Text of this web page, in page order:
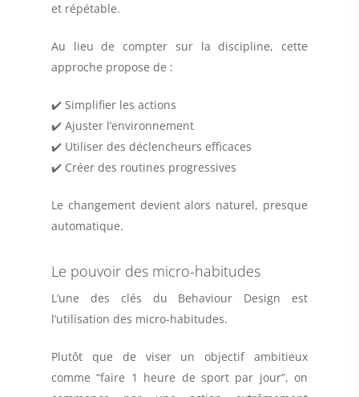
et répétable.
Au lieu de compter sur la discipline, cette
approche propose de :
✔️ Simplifier les actions
✔️ Ajuster l’environnement
✔️ Utiliser des déclencheurs efficaces
✔️ Créer des routines progressives
Le changement devient alors naturel, presque
automatique.
Le pouvoir des micro-habitudes
L’une des clés du Behaviour Design est
l’utilisation des micro-habitudes.
Plutôt que de viser un objectif ambitieux
comme “faire 1 heure de sport par jour”, on